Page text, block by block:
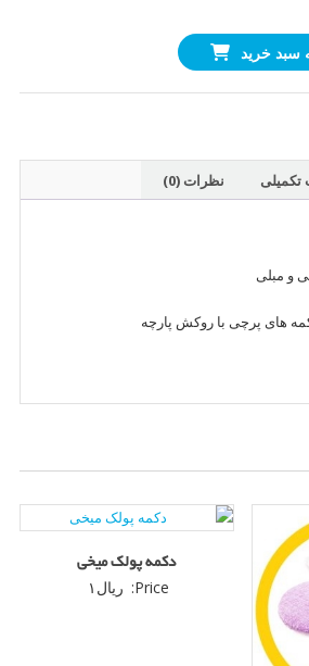
سبد خرید
تکمیلی نظرات (0)
و مبلی
های پرچی با روکش پارچه
دکمه پولک میخی
Price: ریال ۱